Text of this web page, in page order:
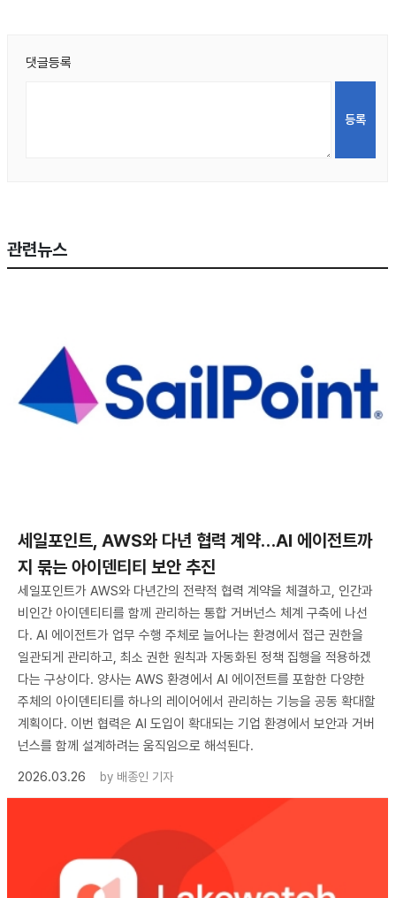
댓글등록
관련뉴스
세일포인트, AWS와 다년 협력 계약…AI 에이전트까
지 묶는 아이덴티티 보안 추진
세일포인트가 AWS와 다년간의 전략적 협력 계약을 체결하고, 인간과
비인간 아이덴티티를 함께 관리하는 통합 거버넌스 체계 구축에 나선
다. AI 에이전트가 업무 수행 주체로 늘어나는 환경에서 접근 권한을
일관되게 관리하고, 최소 권한 원칙과 자동화된 정책 집행을 적용하겠
다는 구상이다. 양사는 AWS 환경에서 AI 에이전트를 포함한 다양한
주체의 아이덴티티를 하나의 레이어에서 관리하는 기능을 공동 확대할
계획이다. 이번 협력은 AI 도입이 확대되는 기업 환경에서 보안과 거버
넌스를 함께 설계하려는 움직임으로 해석된다.
2026.03.26
by 배종인 기자